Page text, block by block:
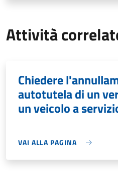
Attività
Chiedere
autotutela di un
un veicolo a
VAI ALLA PAGINA